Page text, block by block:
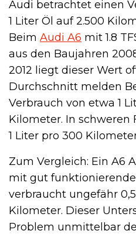
Audi betrachtet einen
1 Liter Öl auf 2.500
Beim Audi A6 mit 1.8
aus den Baujahren
2012 liegt dieser Wert
Durchschnitt melden
Verbrauch von etwa 1
Kilometer. In schweren
1 Liter pro 300
Zum Vergleich: Ein A6
mit gut
verbraucht ungefähr
Kilometer. Dieser
Problem unmittelbar